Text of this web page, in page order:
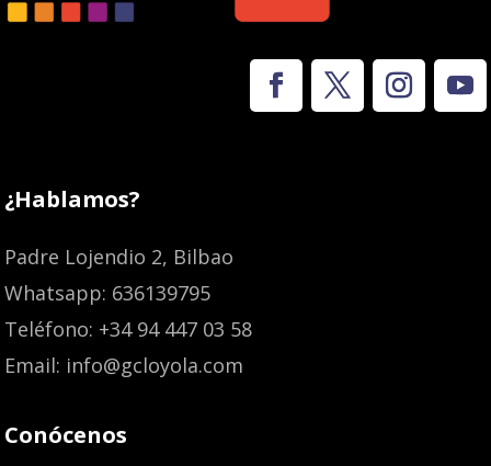
¿Hablamos?
Padre Lojendio 2, Bilbao
Whatsapp: 636139795
Teléfono: +34 94 447 03 58
Email: info@gcloyola.com
Conócenos